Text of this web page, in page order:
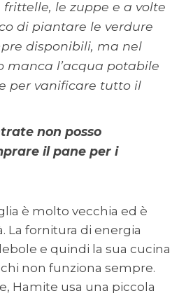
frittelle, le zuppe e a volte
di piantare le verdure
disponibili, ma nel
manca l’acqua potabile
per vanificare tutto il
non posso
il pane per i
è molto vecchia ed è
La fornitura di energia
e quindi la sua cucina
non funziona sempre.
Hamite usa una piccola